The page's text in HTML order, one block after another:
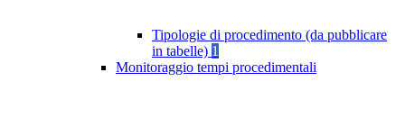
Tipologie di procedimento (da pubblicare
in tabelle) 1
Monitoraggio tempi procedimentali